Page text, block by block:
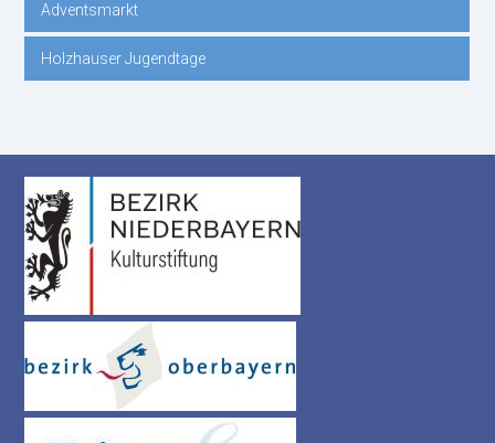
Adventsmarkt
Holzhauser Jugendtage